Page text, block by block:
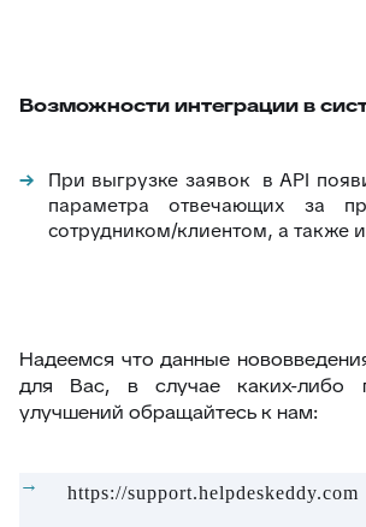
Возможности интеграции в
При выгрузке заявок в API
параметра отвечающих за
сотрудником/клиентом, а также
Надеемся что данные
для Вас, в случае каких-либо
улучшений обращайтесь к нам:
https://support.helpdeskeddy.com